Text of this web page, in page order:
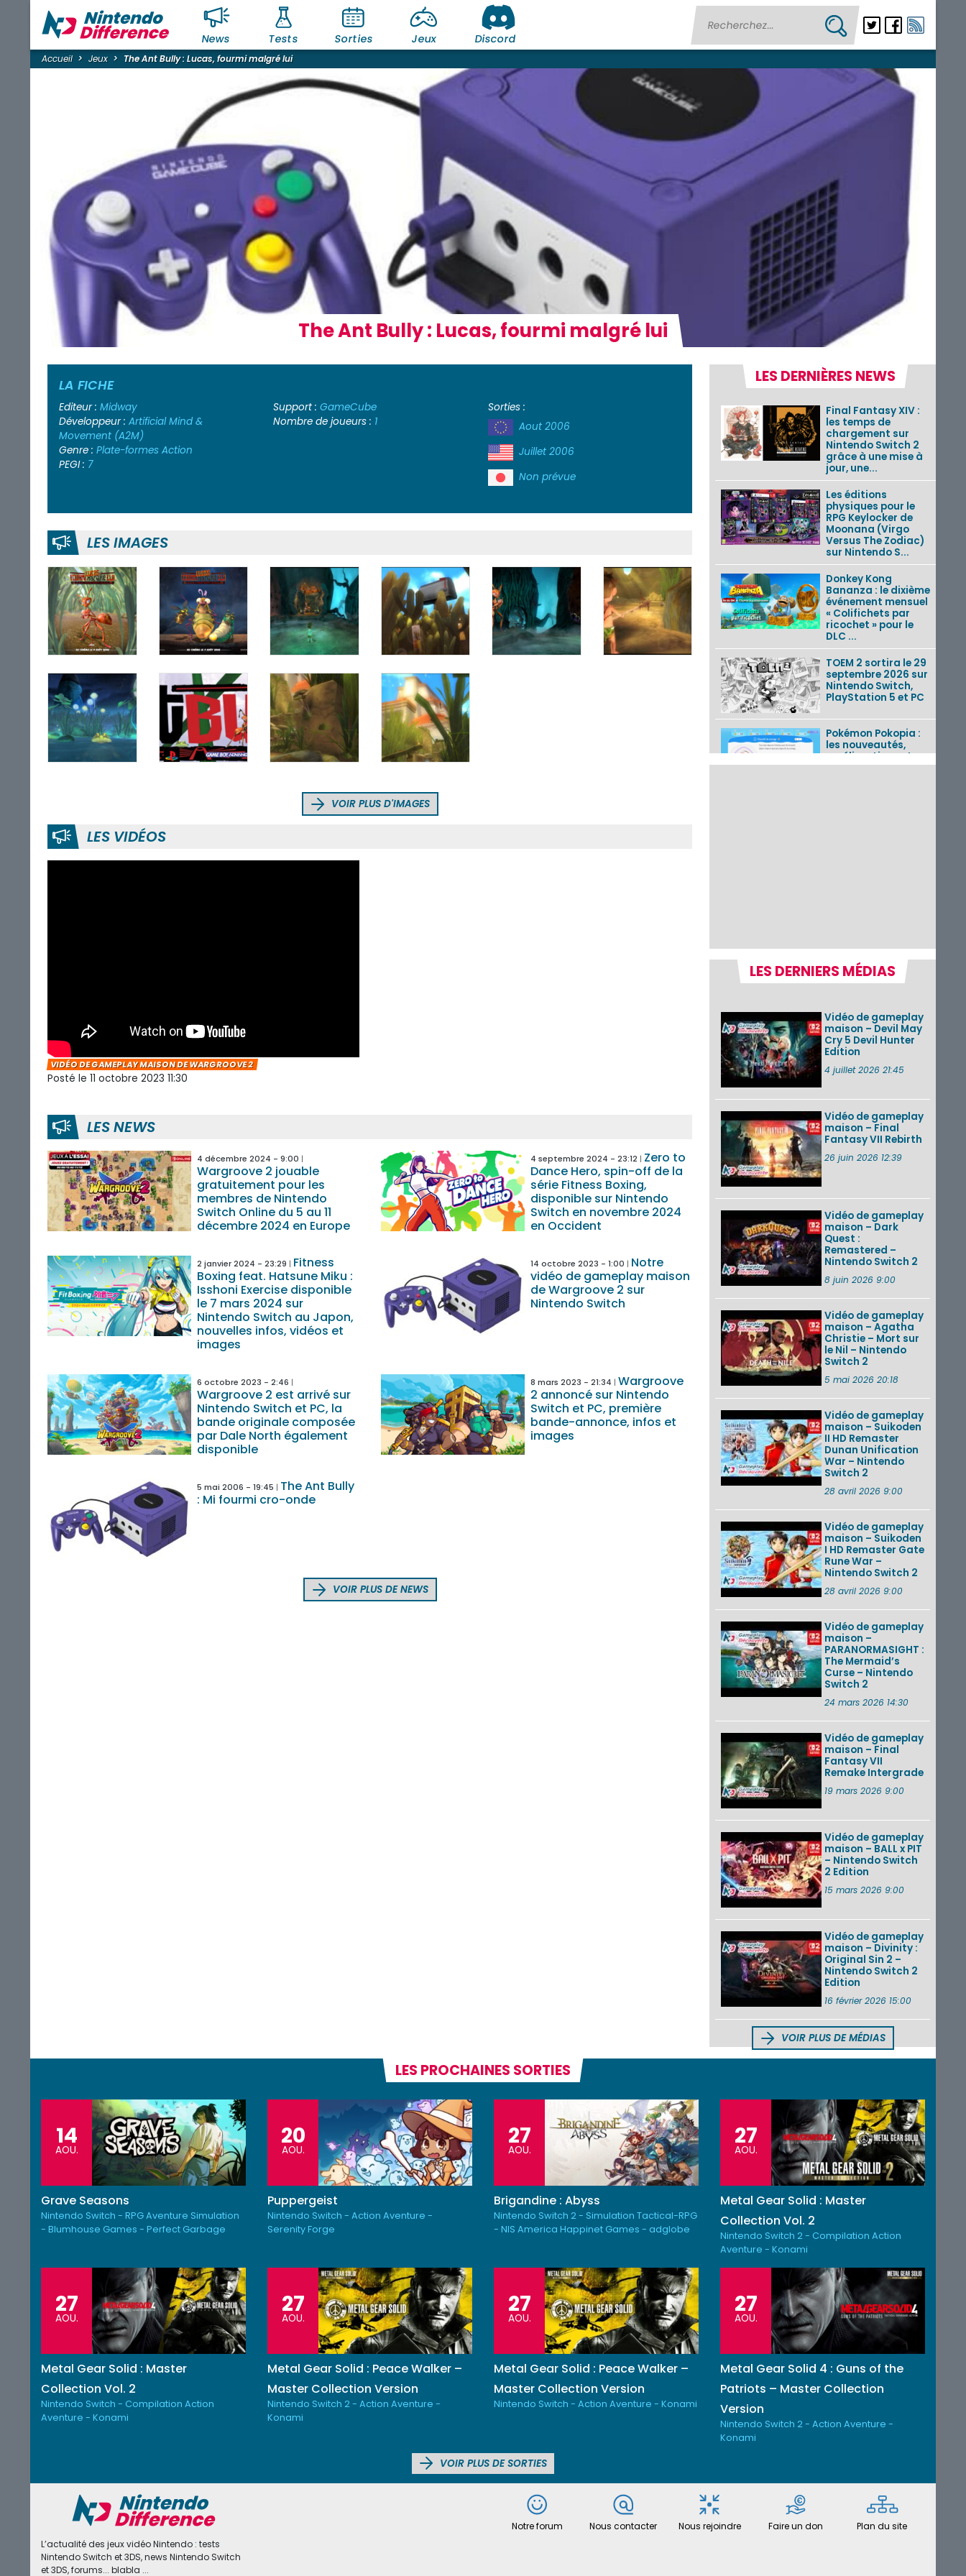
News Tests Sorties Jeux Discord
Accueil Jeux The Ant Bully : Lucas, fourmi malgré lui
The Ant Bully : Lucas, fourmi malgré lui
LA FICHE
Editeur : Midway
Développeur : Artificial Mind &
Movement (A2M)
Genre : Plate-formes Action
PEGI : 7
Support :GameCube
Nombre de joueurs : 1
Sorties :
Aout 2006
Juillet 2006
Non prévue
LES IMAGES
VOIR PLUS D'IMAGES
LES VIDÉOS
VIDÉO DE GAMEPLAY MAISON DE WARGROOVE 2
Posté le 11 octobre 2023 11:30
LES NEWS
4 décembre 2024 - 9:00
Wargroove 2 jouable
gratuitement pour les
membres de Nintendo
Switch Online du 5 au 11
décembre 2024 en Europe
4 septembre 2024 - 23:12
Zero to
Dance Hero, spin-off de la
série Fitness Boxing,
disponible sur Nintendo
Switch en novembre 2024
en Occident
2 janvier 2024 - 23:29
Fitness
Boxing feat. Hatsune Miku :
Isshoni Exercise disponible
le 7 mars 2024 sur
Nintendo Switch au Japon,
nouvelles infos, vidéos et
images
14 octobre 2023 - 1:00
Notre
vidéo de gameplay maison
de Wargroove 2 sur
Nintendo Switch
6 octobre 2023 - 2:46
Wargroove 2 est arrivé sur
Nintendo Switch et PC, la
bande originale composée
par Dale North également
disponible
8 mars 2023 - 21:34
Wargroove
2 annoncé sur Nintendo
Switch et PC, première
bande-annonce, infos et
images
5 mai 2006 - 19:45
The Ant Bully
: Mi fourmi cro-onde
VOIR PLUS DE NEWS
LES DERNIÈRES NEWS
Final Fantasy XIV :
les temps de
chargement sur
Nintendo Switch 2
grâce à une mise à
jour, une...
Les éditions
physiques pour le
RPG Keylocker de
Moonana (Virgo
Versus The Zodiac)
sur Nintendo S...
Donkey Kong
Bananza : le dixième
événement mensuel
« Colifichets par
ricochet » pour le
DLC ...
TOEM 2 sortira le 29
septembre 2026 sur
Nintendo Switch,
PlayStation 5 et PC
Pokémon Pokopia :
les nouveautés,
améliorations et
corrections de la
morceaux de Mario
Fire Emblem :
complet du Direct,
des séquences de
game...
Pokémon GO : les
Un Fire Emblem :
Fortune’s Weave
Direct d’environ 20
VOIR PLUS DE NEWS
LES DERNIERS MÉDIAS
Vidéo de gameplay
maison – Devil May
Cry 5 Devil Hunter
Edition
4 juillet 2026 21:45
Vidéo de gameplay
maison – Final
Fantasy VII Rebirth
26 juin 2026 12:39
Vidéo de gameplay
maison – Dark
Quest :
Remastered –
Nintendo Switch 2
8 juin 2026 9:00
Vidéo de gameplay
maison – Agatha
Christie – Mort sur
le Nil – Nintendo
Switch 2
5 mai 2026 20:18
Vidéo de gameplay
maison – Suikoden
II HD Remaster
Dunan Unification
War – Nintendo
Switch 2
28 avril 2026 9:00
Vidéo de gameplay
maison – Suikoden
I HD Remaster Gate
Rune War –
Nintendo Switch 2
28 avril 2026 9:00
Vidéo de gameplay
maison –
PARANORMASIGHT :
The Mermaid’s
Curse – Nintendo
Switch 2
24 mars 2026 14:30
Vidéo de gameplay
maison – Final
Fantasy VII
Remake Intergrade
19 mars 2026 9:00
Vidéo de gameplay
maison – BALL x PIT
– Nintendo Switch
2 Edition
15 mars 2026 9:00
Vidéo de gameplay
maison – Divinity :
Original Sin 2 –
Nintendo Switch 2
Edition
16 février 2026 15:00
VOIR PLUS DE MÉDIAS
LES PROCHAINES SORTIES
14
AOU.
Grave Seasons
Nintendo Switch - RPG Aventure Simulation
- Blumhouse Games - Perfect Garbage
20
AOU.
Puppergeist
Nintendo Switch - Action Aventure -
Serenity Forge
27
AOU.
Brigandine : Abyss
Nintendo Switch 2 - Simulation Tactical-RPG
- NIS America Happinet Games - adglobe
27
AOU.
Metal Gear Solid : Master
Collection Vol. 2
Nintendo Switch 2 - Compilation Action
Aventure - Konami
27
AOU.
Metal Gear Solid : Master
Collection Vol. 2
Nintendo Switch - Compilation Action
Aventure - Konami
27
AOU.
Metal Gear Solid : Peace Walker –
Master Collection Version
Nintendo Switch 2 - Action Aventure -
Konami
27
AOU.
Metal Gear Solid : Peace Walker –
Master Collection Version
Nintendo Switch - Action Aventure - Konami
27
AOU.
Metal Gear Solid 4 : Guns of the
Patriots – Master Collection
Version
Nintendo Switch 2 - Action Aventure -
Konami
VOIR PLUS DE SORTIES
L’actualité des jeux vidéo Nintendo : tests
Nintendo Switch et 3DS, news Nintendo Switch
et 3DS, forums... blabla ...
Notre forum Nous contacter Nous rejoindre Faire un don Plan du site